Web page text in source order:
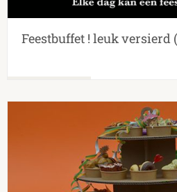
Feestbuffet ! leuk versierd